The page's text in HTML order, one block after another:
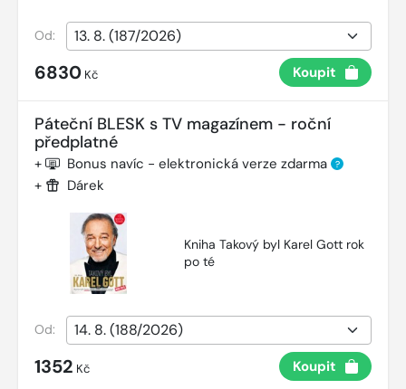
Od:
6830 Kč Koupit
Páteční BLESK s TV magazínem - roční
předplatné
+ Bonus navíc - elektronická verze zdarma ?
+ Dárek
Kniha Takový byl Karel Gott rok
po té
Od:
1352 Kč Koupit